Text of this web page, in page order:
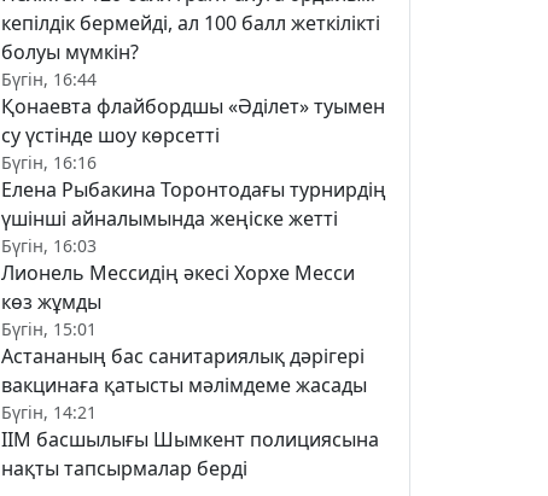
кепілдік бермейді, ал 100 балл жеткілікті
болуы мүмкін?
Бүгін, 16:44
Қонаевта флайбордшы «Әділет» туымен
су үстінде шоу көрсетті
Бүгін, 16:16
Елена Рыбакина Торонтодағы турнирдің
үшінші айналымында жеңіске жетті
Бүгін, 16:03
Лионель Мессидің әкесі Хорхе Месси
көз жұмды
Бүгін, 15:01
Астананың бас санитариялық дәрігері
вакцинаға қатысты мәлімдеме жасады
Бүгін, 14:21
ІІМ басшылығы Шымкент полициясына
нақты тапсырмалар берді